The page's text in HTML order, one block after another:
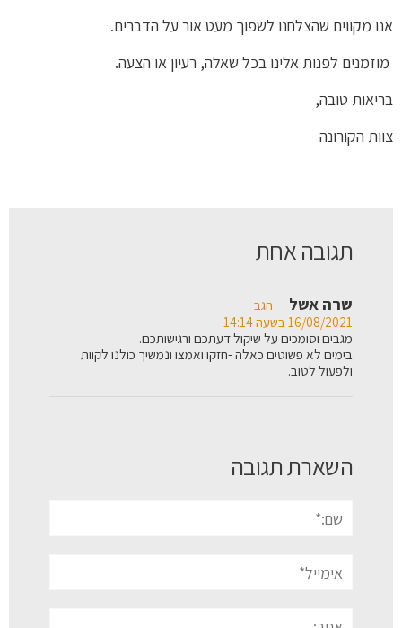
שהצלחנו לשפוך מעט אור על הדברים.
לפנות אלינו בכל שאלה, רעיון או הצעה.
טובה,
תגובה אחת
שרה אשל
הגב
16/08/2021 בשעה 14:14
מגבים וסומכים על שיקול דעתכם ורגישותכם.
בימים לא פשוטים כאלה -חזקו ואמצו ונמשיך כולנו לקוות
ולפעול לטוב.
השארת תגובה